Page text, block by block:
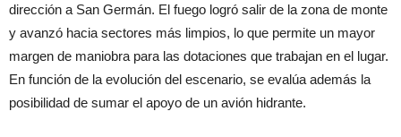
dirección a San Germán. El fuego logró salir de la zona de monte
y avanzó hacia sectores más limpios, lo que permite un mayor
margen de maniobra para las dotaciones que trabajan en el lugar.
En función de la evolución del escenario, se evalúa además la
posibilidad de sumar el apoyo de un avión hidrante.